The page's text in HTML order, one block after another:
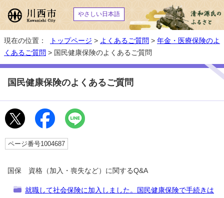
やさしい日本語
現在の位置： トップページ > よくあるご質問 > 年金・医療保険のよ
くあるご質問 > 国民健康保険のよくあるご質問
国民健康保険のよくあるご質問
ページ番号1004687
国保 資格（加入・喪失など）に関するQ&A
就職して社会保険に加入しました。国民健康保険で手続きは